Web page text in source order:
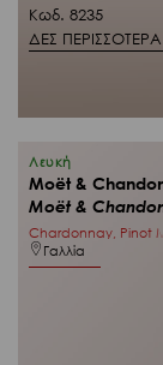
Κωδ. 8235
ΔΕΣ ΠΕΡΙΣΣΟΤΕΡΑ
Λευκή
Moët &
Moët &
Chardonnay, Pinot
Γαλλία